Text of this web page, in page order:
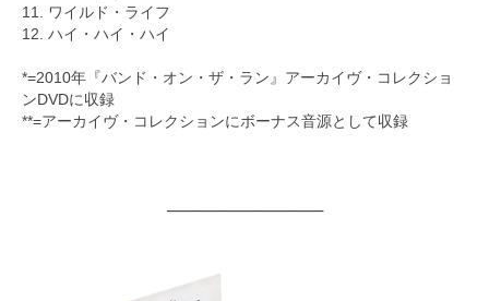
11. ワイルド・ライフ
12. ハイ・ハイ・ハイ
*=2010年『バンド・オン・ザ・ラン』アーカイヴ・コレクショ
ンDVDに収録
**=アーカイヴ・コレクションにボーナス音源として収録
─────────────